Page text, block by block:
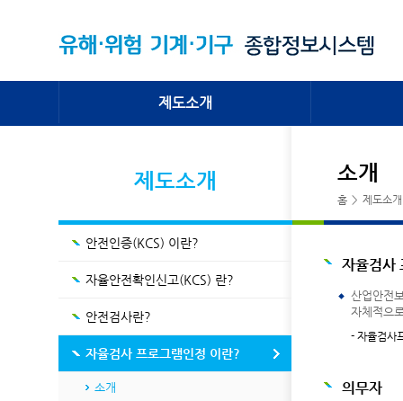
제도소개
자율안전확인신고(KCS) 란?
자율검사 프로그램인정 이란?
법적근거
사업변천 과정
자료실
FAQ
제도소개
안전인증(KCS) 이란?
자율안전확인신고(KCS) 란?
안전검사란?
자율검사 프로그램인정 이란?
소개
소개
홈 > 제도소개
자율검사
산업안전
자체적으
- 자율검사
의무자